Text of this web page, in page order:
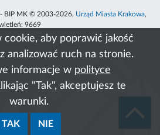
cookie, aby poprawić jakość
analizować ruch na stronie.
informacje w polityce
"Tak", akceptujesz te
warunki.
TAK NIE
BIP MK © 2003-2026, Urząd Miasta Krakowa,
9669